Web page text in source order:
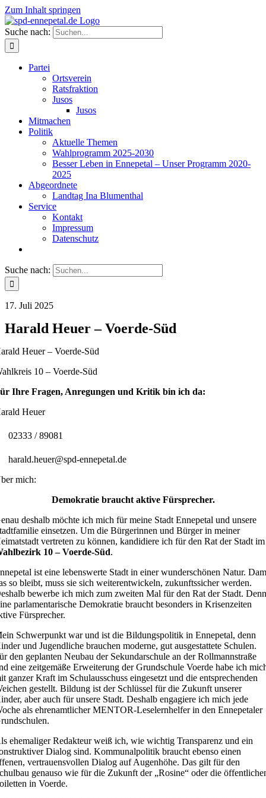
Zum Inhalt springen
Suche nach:
Partei
Ortsverein
Ratsfraktion
Jusos
Jusos
Mitmachen
Politik
Aktuelle Themen
Wahlprogramm 2025-2030
Besser Leben in Ennepetal – Unser Programm 2020-
2025
Abgeordnete
Landtag Ina Blumenthal
Service
Kontakt
Impressum
Datenschutz
Suche nach:
17. Juli 2025
Harald Heuer – Voerde-Süd
Heuer – Voerde-Süd
10 – Voerde-Süd
Ihre Fragen, Anregungen und Kritik bin ich da:
Heuer
02333 / 89081
harald.heuer@spd-ennepetal.de
mich:
Demokratie braucht aktive Fürsprecher.
deshalb möchte ich mich für meine Stadt Ennepetal und unsere
einsetzen. Um die Bürgerinnen und Bürger in meiner
vertreten zu können, kandidiere ich für den Rat der Stadt im
10 – Voerde-Süd.
ist eine lebenswerte Stadt in einer wunderschönen Natur.
so bleibt, muss sie sich weiterentwickeln, zukunftssicher werden.
bewerbe ich mich zum zweiten Mal für den Rat der Stadt.
parlamentarische Demokratie braucht besonders in Krisenzeiten
Fürsprecher.
Schwerpunkt war und ist die Bildungspolitik in Ennepetal, denn
und Jugendliche brauchen moderne, gut ausgestattete Schulen.
den geplanten Neubau der Sekundarschule an der Rollmannstraße
eine zeitgemäße Erweiterung der Grundschule Voerde habe ich
ganzer Kraft im Schulausschuss eingesetzt und die entsprechenden
gestellt. Bildung ist der Schlüssel für die Zukunft unserer
aber auch für unsere Stadt. Deshalb engagiere ich mich jede
als ehrenamtlicher MENTOR-Leselernhelfer in den Ennepetaler
ehemaliger Redakteur weiß ich, wie wichtig Transparenz und ein
Dialog sind. Kommunalpolitik braucht ebenso einen
vertrauensvollen Dialog auf Augenhöhe. Das gilt für den
genauso wie für die Zukunft der „Rosine“ oder die
in Voerde.